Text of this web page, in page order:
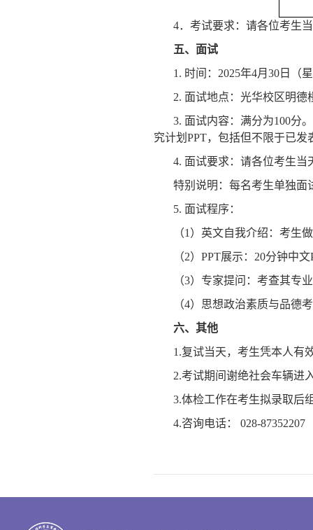
4．考试要求：请各位考生
五、 面试
1. 时间：2025年4月30日（
2. 面试地点：光华校区明德
3. 面试内容：满分为100分
究计划PPT，包括但不限于已
4. 面试要求：请各位考生
特别说明：每名考生单独面
5. 面试程序：
（1）英文自我介绍：考生
（2）PPT展示：20分钟中
（3）专家提问：考查其专
（4）思想政治素质与品德
六、 其他
1.复试当天，考生凭本人有
2.考试期间谢绝社会车辆进
3.体检工作在考生拟录取后
4.咨询电话： 028-87352207